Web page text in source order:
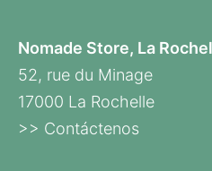
Nomade Store, La
52, rue du Minage
17000 La Rochelle
>> Contáctenos